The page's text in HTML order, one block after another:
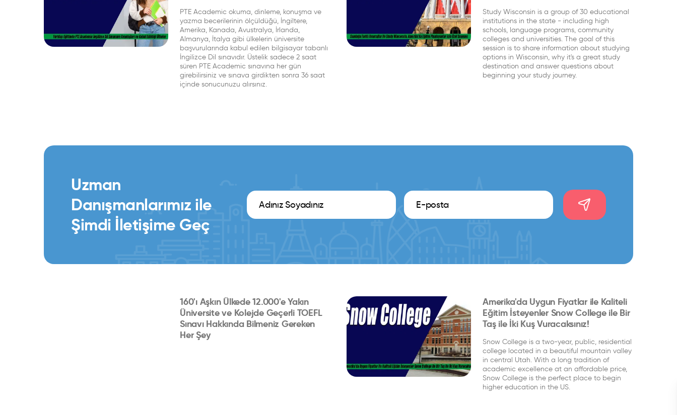
PTE Academic okuma, dinleme, konuşma ve
yazma becerilerinin ölçüldüğü, İngiltere,
Amerika, Kanada, Avustralya, İrlanda,
Almanya, İtalya gibi ülkelerin üniversite
başvurularında kabul edilen bilgisayar tabanlı
İngilizce Dil sınavıdır. Üstelik sadece 2 saat
süren PTE Academic sınavına her gün
girebilirsiniz ve sınava girdikten sonra 36 saat
içinde sonucunuzu alırsınız.
Study Wisconsin is a group of 30 educational
institutions in the state - including high
schools, language programs, community
colleges and universities. The goal of this
session is to share information about studying
options in Wisconsin, why it's a great study
destination and answer questions about
beginning your study journey.
Uzman
Danışmanlarımız ile
Şimdi İletişime Geç
160'ı Aşkın Ülkede 12.000'e Yakın
Üniversite ve Kolejde Geçerli TOEFL
Sınavı Hakkında Bilmeniz Gereken
Her Şey
Amerika'da Uygun Fiyatlar ile Kaliteli
Eğitim İsteyenler Snow College ile Bir
Taş ile İki Kuş Vuracaksınız!
Snow College is a two-year, public, residential
college located in a beautiful mountain valley
in central Utah. With a long tradition of
academic excellence at an affordable price,
Snow College is the perfect place to begin
higher education in the US.